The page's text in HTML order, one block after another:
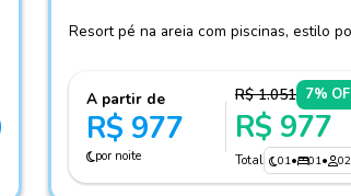
Resort pé na areia com piscinas, estilo
A partir de
R$ 977
por noite
R$ 1.051 7%
R$ 977
Total 01• 01• 02